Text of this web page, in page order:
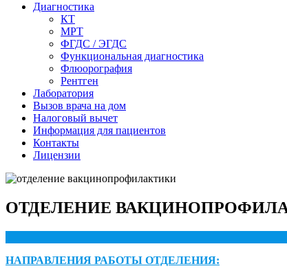
Диагностика
КТ
МРТ
ФГДС / ЭГДС
Функциональная диагностика
Флюорография
Рентген
Лаборатория
Вызов врача на дом
Налоговый вычет
Информация для пациентов
Контакты
Лицензии
ОТДЕЛЕНИЕ
НАПРАВЛЕНИЯ РАБОТЫ ОТДЕЛЕНИЯ: